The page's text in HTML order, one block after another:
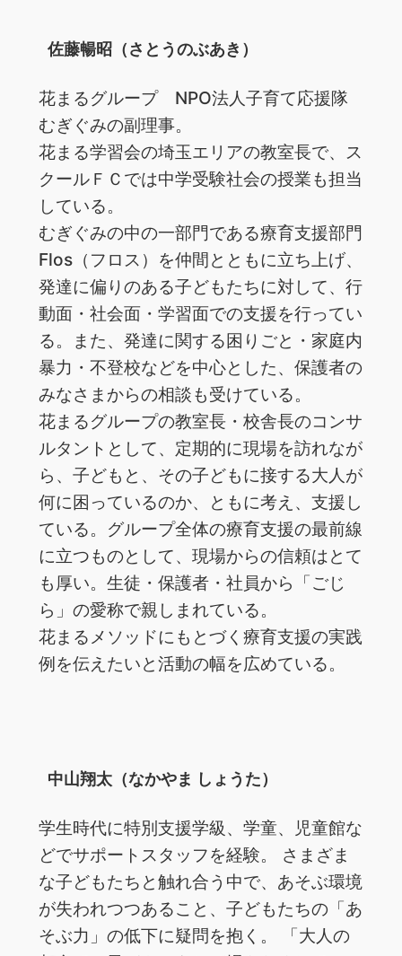
佐藤暢昭（さとうのぶあき）
花まるグループ NPO法人子育て応援隊
むぎぐみの副理事。
花まる学習会の埼玉エリアの教室長で、ス
クールＦＣでは中学受験社会の授業も担当
している。
むぎぐみの中の一部門である療育支援部門
Flos（フロス）を仲間とともに立ち上げ、
発達に偏りのある子どもたちに対して、行
動面・社会面・学習面での支援を行ってい
る。また、発達に関する困りごと・家庭内
暴力・不登校などを中心とした、保護者の
みなさまからの相談も受けている。
花まるグループの教室長・校舎長のコンサ
ルタントとして、定期的に現場を訪れなが
ら、子どもと、その子どもに接する大人が
何に困っているのか、ともに考え、支援し
ている。グループ全体の療育支援の最前線
に立つものとして、現場からの信頼はとて
も厚い。生徒・保護者・社員から「ごじ
ら」の愛称で親しまれている。
花まるメソッドにもとづく療育支援の実践
例を伝えたいと活動の幅を広めている。
中山翔太（なかやま しょうた）
学生時代に特別支援学級、学童、児童館な
どでサポートスタッフを経験。 さまざま
な子どもたちと触れ合う中で、あそぶ環境
が失われつつあること、子どもたちの「あ
そぶ力」の低下に疑問を抱く。 「大人の